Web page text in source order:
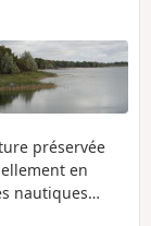
préservée
en
nautiques